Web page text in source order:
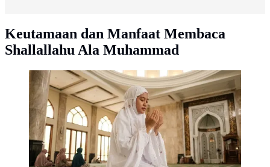
Keutamaan dan Manfaat Membaca
Shallallahu Ala Muhammad